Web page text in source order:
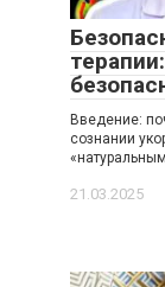
Введение:
сознании
21.03.2025